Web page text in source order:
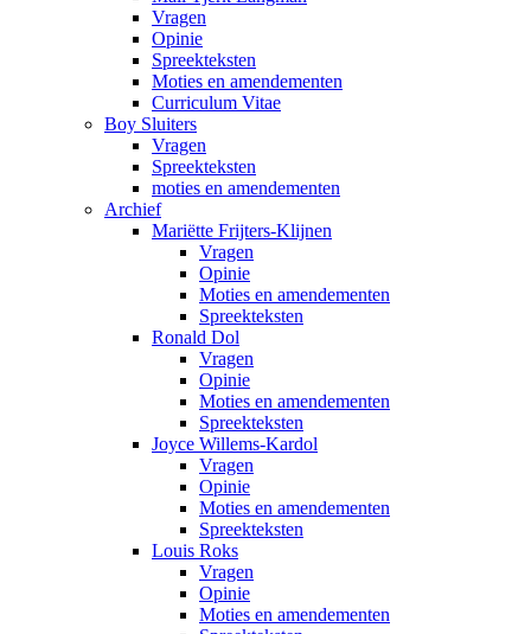
Vragen
Opinie
Spreekteksten
Moties en amendementen
Curriculum Vitae
Boy Sluiters
Vragen
Spreekteksten
moties en amendementen
Archief
Mariëtte Frijters-Klijnen
Vragen
Opinie
Moties en amendementen
Spreekteksten
Ronald Dol
Vragen
Opinie
Moties en amendementen
Spreekteksten
Joyce Willems-Kardol
Vragen
Opinie
Moties en amendementen
Spreekteksten
Louis Roks
Vragen
Opinie
Moties en amendementen